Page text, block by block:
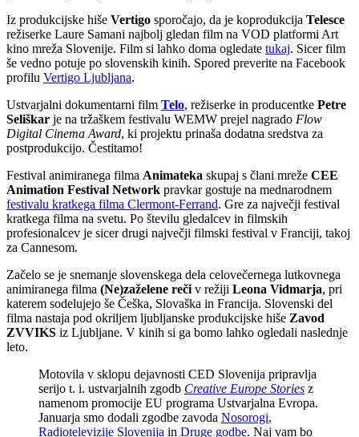
Iz produkcijske hiše Vertigo sporočajo, da je koprodukcija Telesce
režiserke Laure Samani najbolj gledan film na VOD platformi Art
kino mreža Slovenije. Film si lahko doma ogledate tukaj. Sicer film
še vedno potuje po slovenskih kinih. Spored preverite na Facebook
profilu Vertigo Ljubljana.
Ustvarjalni dokumentarni film Telo, režiserke in producentke Petre
Seliškar je na tržaškem festivalu WEMW prejel nagrado Flow
Digital Cinema Award, ki projektu prinaša dodatna sredstva za
postprodukcijo. Čestitamo!
Festival animiranega filma Animateka skupaj s člani mreže CEE
Animation Festival Network pravkar gostuje na mednarodnem
festivalu kratkega filma Clermont-Ferrand. Gre za največji festival
kratkega filma na svetu. Po številu gledalcev in filmskih
profesionalcev je sicer drugi največji filmski festival v Franciji, takoj
za Cannesom.
Začelo se je snemanje slovenskega dela celovečernega lutkovnega
animiranega filma (Ne)zaželene reči v režiji Leona Vidmarja, pri
katerem sodelujejo še Češka, Slovaška in Francija. Slovenski del
filma nastaja pod okriljem ljubljanske produkcijske hiše Zavod
ZVVIKS iz Ljubljane. V kinih si ga bomo lahko ogledali naslednje
leto.
Motovila v sklopu dejavnosti CED Slovenija pripravlja
serijo t. i. ustvarjalnih zgodb Creative Europe Stories z
namenom promocije EU programa Ustvarjalna Evropa.
Januarja smo dodali zgodbe zavoda Nosorogi,
Radiotelevizije Slovenija in Druge godbe. Naj vam bo